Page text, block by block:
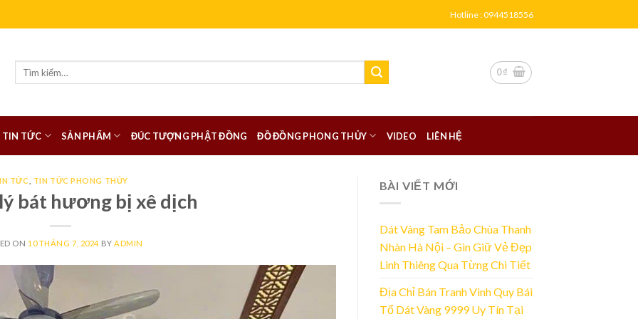
Hotline : 0944518556
0₫
TIN TỨC SẢN PHẨM ĐÚC TƯỢNG PHẬT ĐỒNG ĐỒ ĐỒNG PHONG THỦY VIDEO LIÊN HỆ
TỨC TIN TỨC PHONG THỦY
bát hương bị xê dịch
ON 10 THÁNG 7, 2024 BY ADMIN
BÀI VIẾT MỚI
Dát Vàng Tam Bảo Chùa Thanh
Nhàn Hà Nội – Gìn Giữ Vẻ Đẹp
Linh Thiêng Qua Từng Chi Tiết
Địa Chỉ Bán Tranh Vinh Quy Bái
Tổ Dát Vàng 9999 Uy Tín Tại